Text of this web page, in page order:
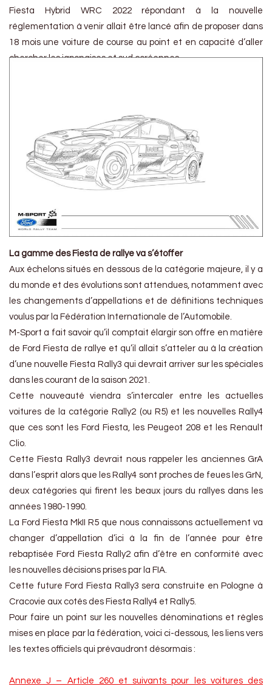
Fiesta Hybrid WRC 2022 répondant à la nouvelle
réglementation à venir allait être lancé afin de proposer dans
18 mois une voiture de course au point et en capacité d’aller
chercher les japonaises et sud coréennes.
La gamme des Fiesta de rallye va s’étoffer
Aux échelons situés en dessous de la catégorie majeure, il y a
du monde et des évolutions sont attendues, notamment avec
les changements d’appellations et de définitions techniques
voulus par la Fédération Internationale de l’Automobile.
M-Sport a fait savoir qu’il comptait élargir son offre en matière
de Ford Fiesta de rallye et qu’il allait s’atteler au à la création
d’une nouvelle Fiesta Rally3 qui devrait arriver sur les spéciales
dans les courant de la saison 2021.
Cette nouveauté viendra s’intercaler entre les actuelles
voitures de la catégorie Rally2 (ou R5) et les nouvelles Rally4
que ces sont les Ford Fiesta, les Peugeot 208 et les Renault
Clio.
Cette Fiesta Rally3 devrait nous rappeler les anciennes GrA
dans l’esprit alors que les Rally4 sont proches de feues les GrN,
deux catégories qui firent les beaux jours du rallyes dans les
années 1980-1990.
La Ford Fiesta MkII R5 que nous connaissons actuellement va
changer d’appellation d’ici à la fin de l’année pour être
rebaptisée Ford Fiesta Rally2 afin d’être en conformité avec
les nouvelles décisions prises par la FIA.
Cette future Ford Fiesta Rally3 sera construite en Pologne à
Cracovie aux cotés des Fiesta Rally4 et Rally5.
Pour faire un point sur les nouvelles dénominations et règles
mises en place par la fédération, voici ci-dessous, les liens vers
les textes officiels qui prévaudront désormais :
Annexe J – Article 260 et suivants pour les voitures des